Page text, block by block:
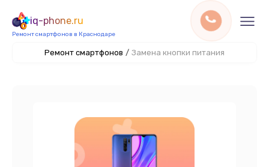
iq-phone.ru
Ремонт смартфонов в Краснодаре
Ремонт смартфонов / Замена кнопки питания